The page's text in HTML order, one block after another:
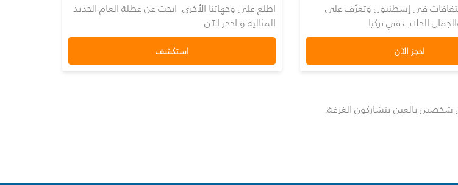
في إسطنبول وتعرّف على
الخلاب في تركيا.
احجز الآن
اطلع على وجهاتنا الأخرى. ابحث عن عطلة العام الجديد
المثالية و احجز الآن.
استكشف
شخصين بالغين يتشاركون الغرفة.